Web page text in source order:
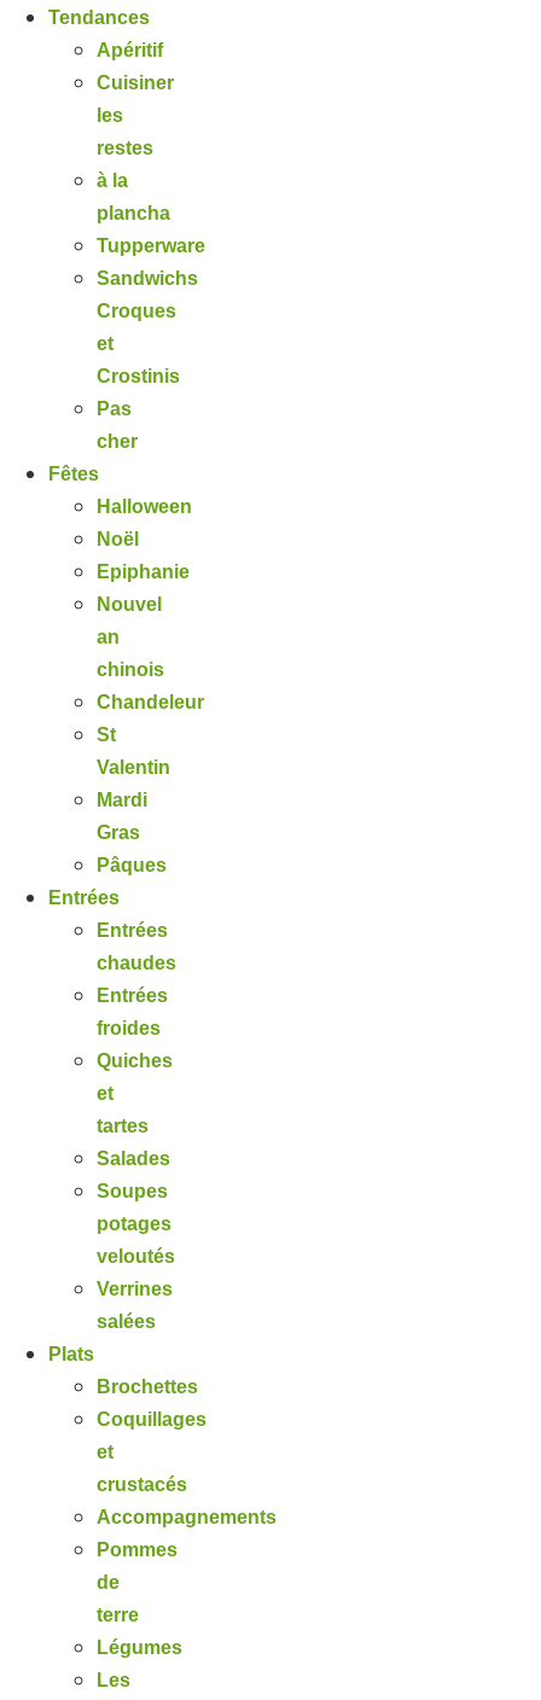
Tendances
Apéritif
Cuisiner
les
restes
à la
plancha
Tupperware
Sandwichs
Croques
et
Crostinis
Pas
cher
Fêtes
Halloween
Noël
Epiphanie
Nouvel
an
chinois
Chandeleur
St
Valentin
Mardi
Gras
Pâques
Entrées
Entrées
chaudes
Entrées
froides
Quiches
et
tartes
Salades
Soupes
potages
veloutés
Verrines
salées
Plats
Brochettes
Coquillages
et
crustacés
Accompagnements
Pommes
de
terre
Légumes
Les